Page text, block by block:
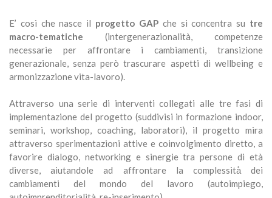
E’ così che nasce il progetto GAPche si concentra su tre
macro-tematiche (intergenerazionalità, competenze
necessarie per affrontare i cambiamenti, transizione
generazionale, senza però trascurare aspetti di wellbeing e
armonizzazione vita-lavoro).
Attraverso una serie di interventi collegati alle tre fasi di
implementazione del progetto (suddivisi in formazione indoor,
seminari, workshop, coaching, laboratori), il progetto mira
attraverso sperimentazioni attive e coinvolgimento diretto, a
favorire dialogo, networking e sinergie tra persone di età
diverse, aiutandole ad affrontare la complessità̀ dei
cambiamenti del mondo del lavoro (autoimpiego,